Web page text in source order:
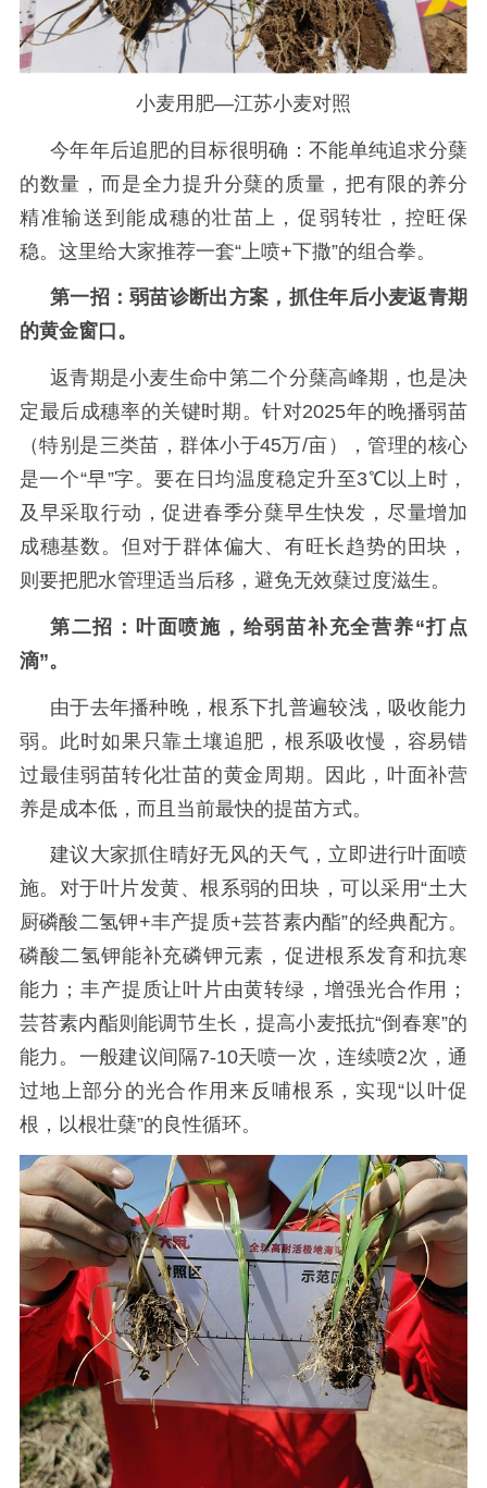
小麦用肥—江苏小麦对照
今年年后追肥的目标很明确：不能单纯追求分蘖
的数量，而是全力提升分蘖的质量，把有限的养分
精准输送到能成穗的壮苗上，促弱转壮，控旺保
稳。这里给大家推荐一套“上喷+下撒”的组合拳。
第一招：弱苗诊断出方案，抓住年后小麦返青期
的黄金窗口。
返青期是小麦生命中第二个分蘖高峰期，也是决
定最后成穗率的关键时期。针对2025年的晚播弱苗
（特别是三类苗，群体小于45万/亩），管理的核心
是一个“早”字。要在日均温度稳定升至3℃以上时，
及早采取行动，促进春季分蘖早生快发，尽量增加
成穗基数。但对于群体偏大、有旺长趋势的田块，
则要把肥水管理适当后移，避免无效蘖过度滋生。
第二招：叶面喷施，给弱苗补充全营养“打点
滴”。
由于去年播种晚，根系下扎普遍较浅，吸收能力
弱。此时如果只靠土壤追肥，根系吸收慢，容易错
过最佳弱苗转化壮苗的黄金周期。因此，叶面补营
养是成本低，而且当前最快的提苗方式。
建议大家抓住晴好无风的天气，立即进行叶面喷
施。对于叶片发黄、根系弱的田块，可以采用“土大
厨磷酸二氢钾+丰产提质+芸苔素内酯”的经典配方。
磷酸二氢钾能补充磷钾元素，促进根系发育和抗寒
能力；丰产提质让叶片由黄转绿，增强光合作用；
芸苔素内酯则能调节生长，提高小麦抵抗“倒春寒”的
能力。一般建议间隔7-10天喷一次，连续喷2次，通
过地上部分的光合作用来反哺根系，实现“以叶促
根，以根壮蘖”的良性循环。